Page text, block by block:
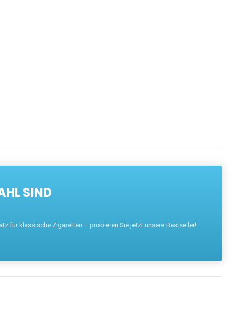
SIND
für klassische Zigaretten – probieren Sie jetzt unsere Bestseller!